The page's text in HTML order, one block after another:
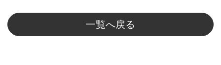
一覧へ戻る